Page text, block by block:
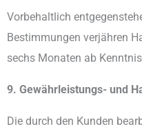
Vorbehaltlich
Bestimmungen verjähren
sechs Monaten ab
9. Gewährleistungs- und
Die durch den Kunden